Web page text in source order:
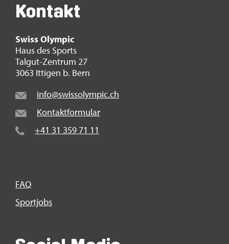
Kon­takt
Swiss Olym­pic
Haus des Sports
Tal­gut-Zen­trum 27
3063 It­ti­gen b. Bern
info@​swi​ssol​ympi​c.​ch
Kon­takt­for­mu­lar
+41 31 359 71 11
FAQ
Sport­jobs